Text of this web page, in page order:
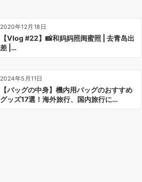
2020年12月18日
【Vlog #22】📸和妈妈照闺蜜照 | 去青岛出
差 |…
2024年5月11日
【バッグの中身】機内用バッグのおすすめ
グッズ17選！海外旅行、国内旅行に…